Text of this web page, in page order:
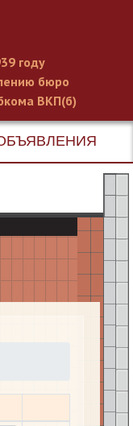
году
бюро
ВКП(б)